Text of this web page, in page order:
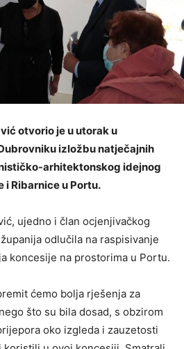
otvorio je u utorak u
izložbu natječajnih
arhitektonskog idejnog
i Ribarnice u Portu.
ujedno i član ocjenjivačkog
odlučila na raspisivanje
koncesije na prostorima u Portu.
ćemo bolja rješenja za
što su bila dosad, s obzirom
oko izgleda i zauzetosti